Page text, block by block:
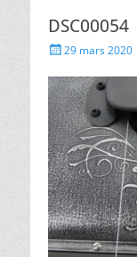
DSC00054
Posted29 mars 2020